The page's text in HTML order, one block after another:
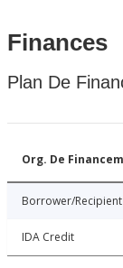
Finances
Plan De
Org. De
Borrower/Recipient
IDA Credit